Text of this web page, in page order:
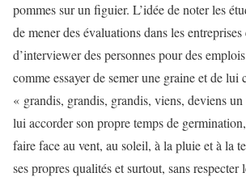
pommes sur un figuier. L’idée de noter les
de mener des évaluations dans les
d’interviewer des personnes pour des
comme essayer de semer une graine et de lui
« grandis, grandis, grandis, viens, deviens
lui accorder son propre temps de
faire face au vent, au soleil, à la pluie et à la
ses propres qualités et surtout, sans